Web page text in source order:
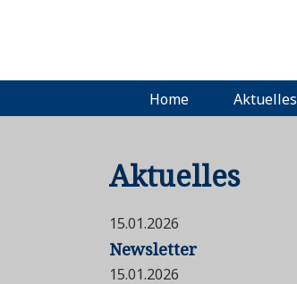
Home Aktuelles
Aktuelles
15.01.2026
Newsletter
15.01.2026